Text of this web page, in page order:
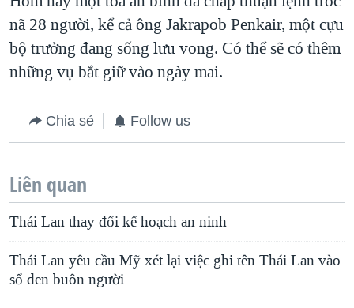
nã 28 người, kể cả ông Jakrapob Penkair, một cựu
bộ trưởng đang sống lưu vong. Có thể sẽ có thêm
những vụ bắt giữ vào ngày mai.
Chia sẻ Follow us
Liên quan
Thái Lan thay đổi kế hoạch an ninh
Thái Lan yêu cầu Mỹ xét lại việc ghi tên Thái Lan vào
sổ đen buôn người